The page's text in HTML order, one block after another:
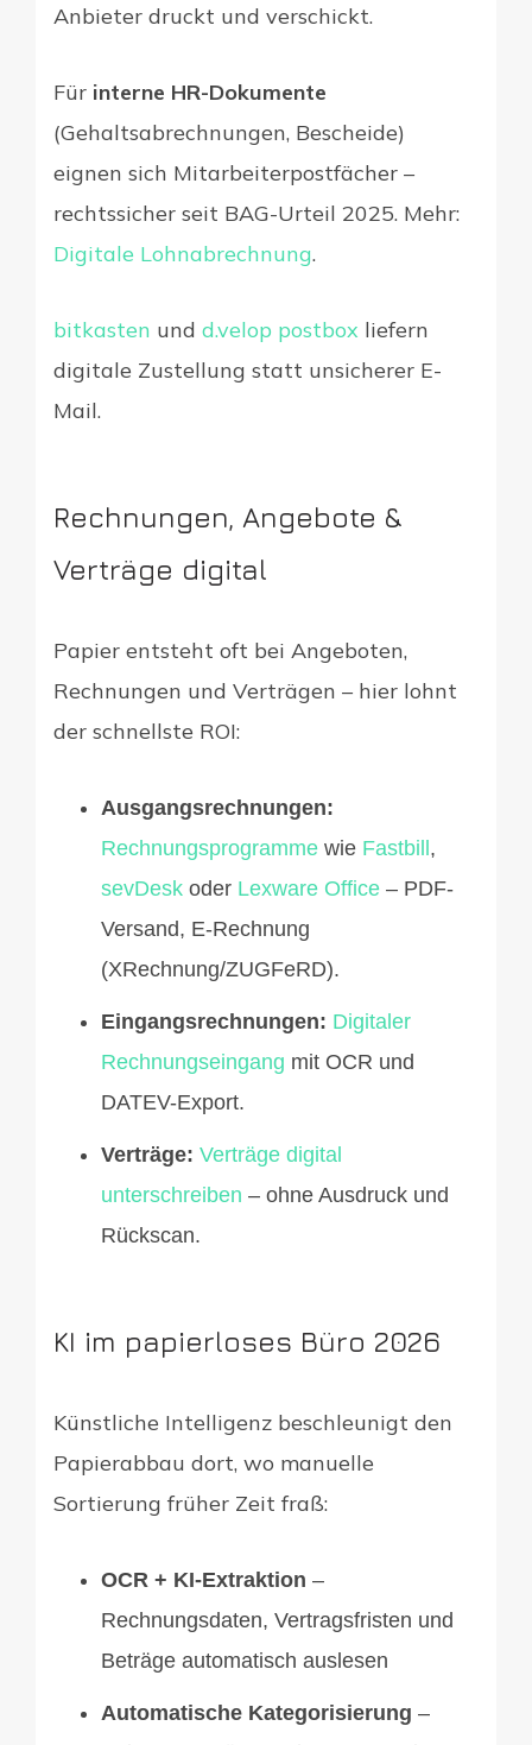
Anbieter druckt und verschickt.
Für interne HR-Dokumente
(Gehaltsabrechnungen, Bescheide)
eignen sich Mitarbeiterpostfächer –
rechtssicher seit BAG-Urteil 2025. Mehr:
Digitale Lohnabrechnung.
bitkasten und d.velop postbox liefern
digitale Zustellung statt unsicherer E-
Mail.
Rechnungen, Angebote &
Verträge digital
Papier entsteht oft bei Angeboten,
Rechnungen und Verträgen – hier lohnt
der schnellste ROI:
Ausgangsrechnungen:
Rechnungsprogramme wie Fastbill,
sevDesk oder Lexware Office – PDF-
Versand, E-Rechnung
(XRechnung/ZUGFeRD).
Eingangsrechnungen: Digitaler
Rechnungseingang mit OCR und
DATEV-Export.
Verträge: Verträge digital
unterschreiben – ohne Ausdruck und
Rückscan.
KI im papierloses Büro 2026
Künstliche Intelligenz beschleunigt den
Papierabbau dort, wo manuelle
Sortierung früher Zeit fraß:
OCR + KI-Extraktion –
Rechnungsdaten, Vertragsfristen und
Beträge automatisch auslesen
Automatische Kategorisierung –